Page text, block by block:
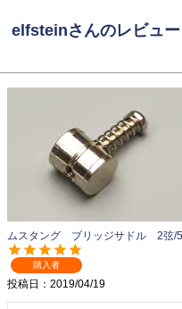
elfsteinさんのレビュー
ムスタング ブリッジサドル 2弦/
購入者
投稿日 2019/04/19